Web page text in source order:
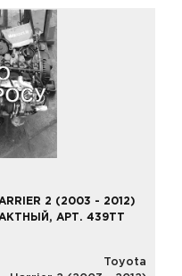
Alphard
Avalon
2 (2003 - 2008)
Avensis Verso
Cami
Century
2 (2003 - 2012)
АРТ. 439TT
Toyota